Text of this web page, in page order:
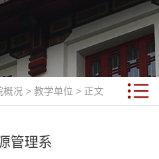
概况 >教学单位 > 正文
管理系